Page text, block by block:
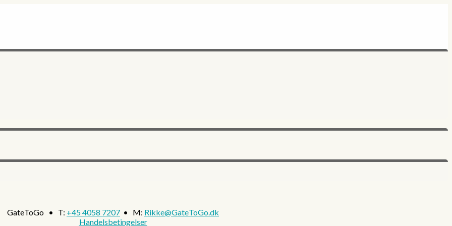
GateToGo • T: +45 4058 7207 • M: Rikke@GateToGo.dk
Handelsbetingelser